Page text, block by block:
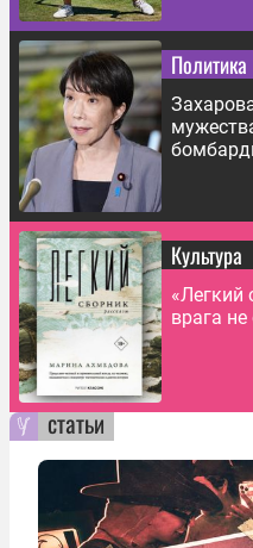
Политика
Культура
«Легкий
врага не
статьи